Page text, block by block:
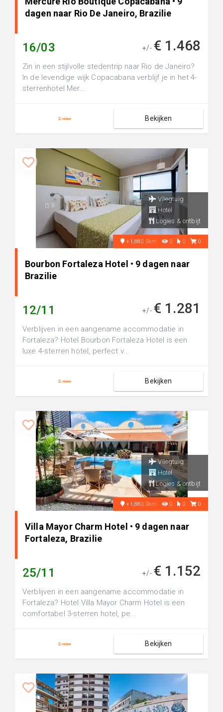
dagen naar Rio De Janeiro, Brazilie
16/03 +/- € 1.468
Zin in een stijlvolle stedentrip naar Rio de Janeiro?
In de levendige wijk Copacabana verblijf je in het 4-
sterrenhotel Mer...
Bekijken
Vliegtuig
Hotel
Logies & ontbijt
+1,880.0km 0 0 0
Bourbon Fortaleza Hotel • 9 dagen naar
Brazilie
12/11 +/- € 1.281
Verblijven in een aangename accommodatie in
Fortaleza? Hotel Bourbon Fortaleza Hotel is een
luxe 4-sterren hotel, perfect v...
Bekijken
Vliegtuig
Hotel
Logies & ontbijt
+1,880.0km 0 0 0
Villa Mayor Charm Hotel • 9 dagen naar
Fortaleza, Brazilie
25/11 +/- € 1.152
Verblijven in een aangename accommodatie in
Fortaleza? Hotel Villa Mayor Charm Hotel is een
comfortabel 3-sterren hotel, pe...
Bekijken